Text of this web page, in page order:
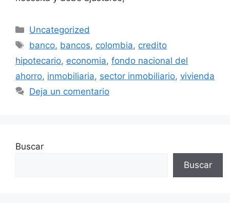
Categorías
Uncategorized
Etiquetas
banco, bancos, colombia, credito
hipotecario, economia, fondo nacional del
ahorro, inmobiliaria, sector inmobiliario, vivienda
Deja un comentario
Buscar
Buscar